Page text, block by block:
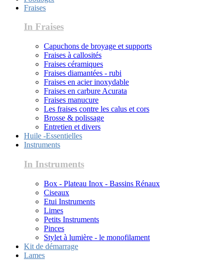
Fraises
In Fraises
Capuchons de broyage et supports
Fraises à callosités
Fraises céramiques
Fraises diamantées - rubi
Fraises en acier inoxydable
Fraises en carbure Acurata
Fraises manucure
Les fraises contre les calus et cors
Brosse & polissage
Entretien et divers
Huile -Essentielles
Instruments
In Instruments
Box - Plateau Inox - Bassins Rénaux
Ciseaux
Etui Instruments
Limes
Petits Instruments
Pinces
Stylet à lumière - le monofilament
Kit de démarrage
Lames